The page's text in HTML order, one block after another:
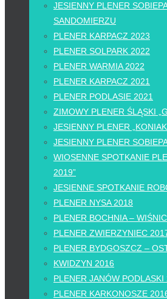
JESIENNY PLENER
SANDOMIERZU
PLENER KARPACZ 2023
PLENER SOLPARK 2022
PLENER WARMIA 2022
PLENER KARPACZ 2021
PLENER PODLASIE 2021
ZIMOWY PLENER ŚLĄSKI
JESIENNY PLENER
JESIENNY PLENER
WIOSENNE SPOTKANIE
2019”
JESIENNE SPOTKANIE
PLENER NYSA 2018
PLENER BOCHNIA –
PLENER ZWIERZYNIEC
PLENER BYDGOSZCZ –
KWIDZYN 2016
PLENER JANÓW PODLASKI
PLENER KARKONOSZE